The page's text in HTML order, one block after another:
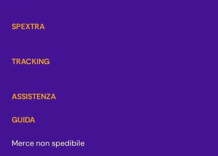
SPEXTRA
TRACKING
ASSISTENZA
GUIDA
Merce non spedibile